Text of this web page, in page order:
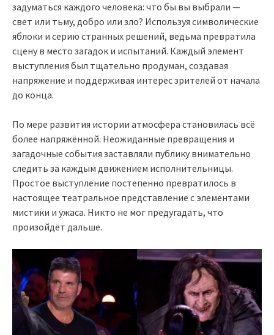
задуматься каждого человека: что бы вы выбрали —
свет или тьму, добро или зло? Используя символические
яблоки и серию странных решений, ведьма превратила
сцену в место загадок и испытаний. Каждый элемент
выступления был тщательно продуман, создавая
напряжение и поддерживая интерес зрителей от начала
до конца.
По мере развития истории атмосфера становилась всё
более напряжённой. Неожиданные превращения и
загадочные события заставляли публику внимательно
следить за каждым движением исполнительницы.
Простое выступление постепенно превратилось в
настоящее театральное представление с элементами
мистики и ужаса. Никто не мог предугадать, что
произойдёт дальше.